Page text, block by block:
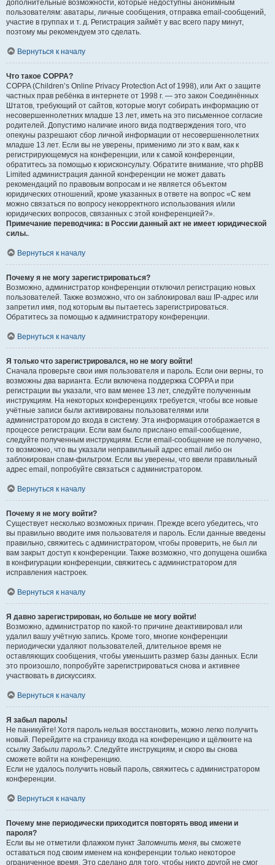
дополнительные возможности, которые недоступны анонимным
пользователям: аватары, личные сообщения, отправка email-сообщений,
участие в группах и т. д. Регистрация займёт у вас всего пару минут,
поэтому мы рекомендуем это сделать.
Вернуться к началу
Что такое COPPA?
COPPA (Children’s Online Privacy Protection Act of 1998), или Акт о защите
частных прав ребёнка в интернете от 1998 г. — это закон Соединённых
Штатов, требующий от сайтов, которые могут собирать информацию от
несовершеннолетних младше 13 лет, иметь на это письменное согласие
родителей. Допустимо наличие иного вида подтверждения того, что
опекуны разрешают сбор личной информации от несовершеннолетних
младше 13 лет. Если вы не уверены, применимо ли это к вам, как к
регистрирующемуся на конференции, или к самой конференции,
обратитесь за помощью к юрисконсульту. Обратите внимание, что phpBB
Limited администрация данной конференции не может давать
рекомендаций по правовым вопросам и не является объектом
юридических отношений, кроме указанных в ответе на вопрос «С кем
можно связаться по вопросу некорректного использования и/или
юридических вопросов, связанных с этой конференцией?».
Примечание переводчика: в России данный акт не имеет юридической
силы..
Вернуться к началу
Почему я не могу зарегистрироваться?
Возможно, администратор конференции отключил регистрацию новых
пользователей. Также возможно, что он заблокировал ваш IP-адрес или
запретил имя, под которым вы пытаетесь зарегистрироваться.
Обратитесь за помощью к администратору конференции.
Вернуться к началу
Я только что зарегистрировался, но не могу войти!
Сначала проверьте свои имя пользователя и пароль. Если они верны, то
возможны два варианта. Если включена поддержка COPPA и при
регистрации вы указали, что вам менее 13 лет, следуйте полученным
инструкциям. На некоторых конференциях требуется, чтобы все новые
учётные записи были активированы пользователями или
администратором до входа в систему. Эта информация отображается в
процессе регистрации. Если вам было прислано email-сообщение,
следуйте полученным инструкциям. Если email-сообщение не получено,
то возможно, что вы указали неправильный адрес email либо он
заблокирован спам-фильтром. Если вы уверены, что ввели правильный
адрес email, попробуйте связаться с администратором.
Вернуться к началу
Почему я не могу войти?
Существует несколько возможных причин. Прежде всего убедитесь, что
вы правильно вводите имя пользователя и пароль. Если данные введены
правильно, свяжитесь с администратором, чтобы проверить, не был ли
вам закрыт доступ к конференции. Также возможно, что допущена ошибка
в конфигурации конференции, свяжитесь с администратором для
исправления настроек.
Вернуться к началу
Я давно зарегистрирован, но больше не могу войти!
Возможно, администратор по какой-то причине деактивировал или
удалил вашу учётную запись. Кроме того, многие конференции
периодически удаляют пользователей, длительное время не
оставляющих сообщения, чтобы уменьшить размер базы данных. Если
это произошло, попробуйте зарегистрироваться снова и активнее
участвовать в дискуссиях.
Вернуться к началу
Я забыл пароль!
Не паникуйте! Хотя пароль нельзя восстановить, можно легко получить
новый. Перейдите на страницу входа на конференцию и щёлкните на
ссылку Забыли пароль?. Следуйте инструкциям, и скоро вы снова
сможете войти на конференцию.
Если не удалось получить новый пароль, свяжитесь с администратором
конференции.
Вернуться к началу
Почему мне периодически приходится повторять ввод имени и
пароля?
Если вы не отметили флажком пункт Запомнить меня, вы сможете
оставаться под своим именем на конференции только некоторое
ограниченное время. Это сделано для того, чтобы никто другой не смог